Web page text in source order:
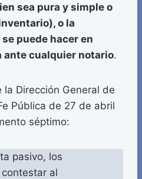
sea pura y simple o
o la
puede hacer en
cualquier notario.
la Dirección General de
Pública de 27 de abril
séptimo:
pasivo, los
al